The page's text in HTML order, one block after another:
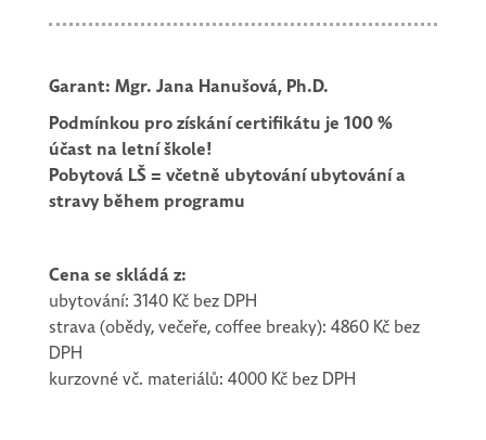
Garant: Mgr. Jana Hanušová, Ph.D.
Podmínkou pro získání certifikátu je 100 %
účast na letní škole!
Pobytová LŠ = včetně ubytování ubytování a
stravy během programu
Cena se skládá z:
ubytování: 3140 Kč bez DPH
strava (obědy, večeře, coffee breaky): 4860 Kč bez
DPH
kurzovné vč. materiálů: 4000 Kč bez DPH